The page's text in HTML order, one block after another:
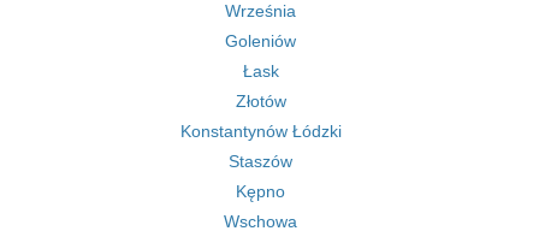
Września
Goleniów
Łask
Złotów
Konstantynów Łódzki
Staszów
Kępno
Wschowa